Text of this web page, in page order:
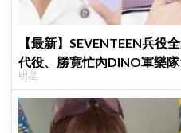
【最新】SEVENTEEN兵役
代役、勝寛忙內DINO軍樂
明星